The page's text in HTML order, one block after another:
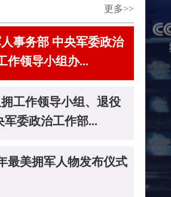
更多>>
事务部 中央军委政治
作领导小组办...
工作领导小组、退役
委政治工作部...
最美拥军人物发布仪式